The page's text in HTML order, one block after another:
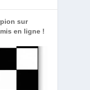
sur
en ligne !